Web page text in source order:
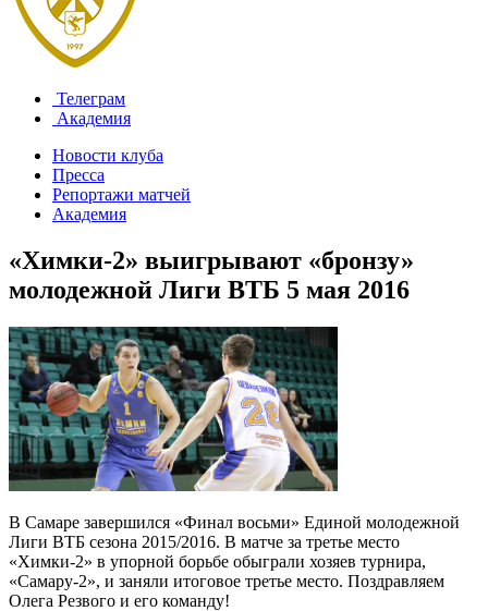
Телеграм
Академия
Новости клуба
Пресса
Репортажи матчей
Академия
«Химки-2» выигрывают «бронзу»
молодежной Лиги ВТБ 5 мая 2016
В Самаре завершился «Финал восьми» Единой молодежной
Лиги ВТБ сезона 2015/2016. В матче за третье место
«Химки-2» в упорной борьбе обыграли хозяев турнира,
«Самару-2», и заняли итоговое третье место. Поздравляем
Олега Резвого и его команду!